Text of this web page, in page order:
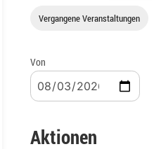
Vergangene Veranstaltungen
Von
Aktionen